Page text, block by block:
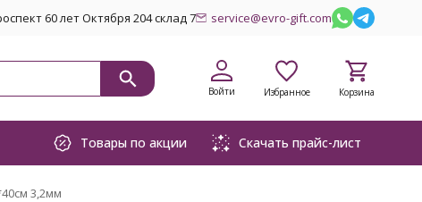
60 лет Октября 204 склад 7 service@evro-gift.com
Войти Избранное Корзина
Товары по акции Скачать прайс-лист
3,2мм